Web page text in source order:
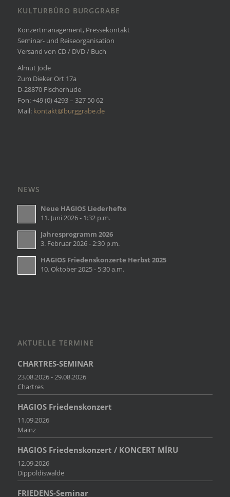
KULTURBÜRO BURGGRABE
Konzertmanagement, Pressekontakt
Seminar- und Reiseorganisation
Versand von CD / DVD / Buch
Almut Jöde
Zum Dieker Ort 17a
D-28870 Fischerhude
Fon: +49 (0) 4293 – 327 50 62
Mail: kontakt@burggrabe.de
NEWS
Neue HAGIOS Liederhefte
11. Juni 2026 - 1:32 p.m.
Jahresprogramm 2026
3. Februar 2026 - 2:30 p.m.
HAGIOS Friedenskonzerte Herbst 2025
10. Oktober 2025 - 5:30 a.m.
AKTUELLE TERMINE
CHARTRES-SEMINAR
23.08.2026 - 29.08.2026
Chartres
HAGIOS Friedenskonzert
11.09.2026
Mainz
HAGIOS Friedenskonzert / KONCERT MÍRU
12.09.2026
Dippoldiswalde
FRIEDENS-Seminar